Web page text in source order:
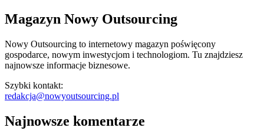
Magazyn Nowy Outsourcing
Nowy Outsourcing to internetowy magazyn poświęcony
gospodarce, nowym inwestycjom i technologiom. Tu znajdziesz
najnowsze informacje biznesowe.
Szybki kontakt:
redakcja@nowyoutsourcing.pl
Najnowsze komentarze